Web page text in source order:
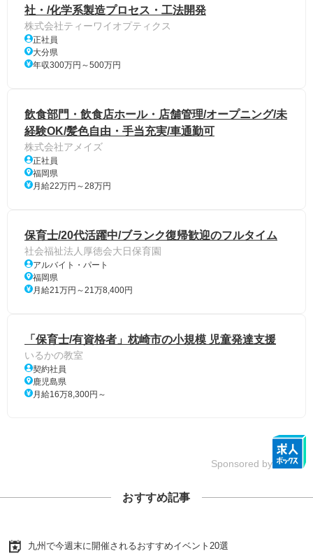
社・/化学系製造プロセス・工法開発
株式会社ティーワイオプティクス
正社員
大分県
年収300万円～500万円
飲食部門・飲食店ホール・店舗管理/オープニング/未
経験OK/髪色自由・手当充実/車通勤可
株式会社アメイズ
正社員
福岡県
月給22万円～28万円
保育士/20代活躍中/ブランク復帰歓迎のフルタイム
社会福祉法人厚徳会大日保育園
アルバイト・パート
福岡県
月給21万円～21万8,400円
「保育士/有資格者」枕崎市の小規模 児童発達支援
いるかの教室
契約社員
鹿児島県
月給16万8,300円～
Sponsored by
おすすめ記事
九州で今週末に開催されるおすすめイベント20選